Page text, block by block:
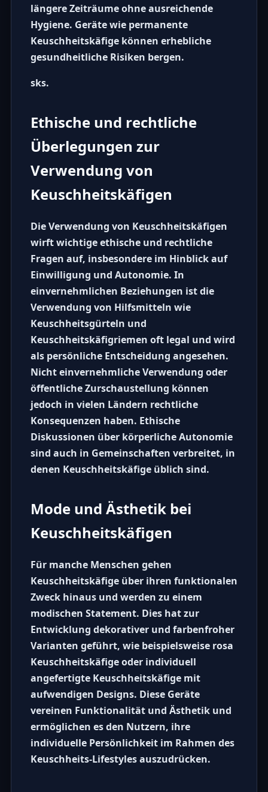
längere Zeiträume ohne ausreichende
Hygiene. Geräte wie permanente
Keuschheitskäfige können erhebliche
gesundheitliche Risiken bergen.
sks.
Ethische und rechtliche
Überlegungen zur
Verwendung von
Keuschheitskäfigen
Die Verwendung von Keuschheitskäfigen
wirft wichtige ethische und rechtliche
Fragen auf, insbesondere im Hinblick auf
Einwilligung und Autonomie. In
einvernehmlichen Beziehungen ist die
Verwendung von Hilfsmitteln wie
Keuschheitsgürteln und
Keuschheitskäfigriemen oft legal und wird
als persönliche Entscheidung angesehen.
Nicht einvernehmliche Verwendung oder
öffentliche Zurschaustellung können
jedoch in vielen Ländern rechtliche
Konsequenzen haben. Ethische
Diskussionen über körperliche Autonomie
sind auch in Gemeinschaften verbreitet, in
denen Keuschheitskäfigeüblich sind.
Mode und Ästhetik bei
Keuschheitskäfigen
Für manche Menschen gehen
Keuschheitskäfigeüber ihren funktionalen
Zweck hinaus und werden zu einem
modischen Statement. Dies hat zur
Entwicklung dekorativer und farbenfroher
Varianten geführt, wie beispielsweise rosa
Keuschheitskäfigeoder individuell
angefertigte Keuschheitskäfigemit
aufwendigen Designs. Diese Geräte
vereinen Funktionalität und Ästhetik und
ermöglichen es den Nutzern, ihre
individuelle Persönlichkeit im Rahmen des
Keuschheits-Lifestyles auszudrücken.